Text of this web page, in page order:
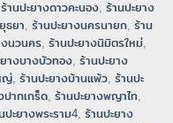
ร้านปะยางดาวคะนอง, ร้านปะยาง
ธยา, ร้านปะยางนครนายก, ร้าน
งนวนคร, ร้านปะยางนิมิตรใหม่,
ยางบางบัวทอง, ร้านปะยาง
ญ่, ร้านปะยางบ้านแพ้ว, ร้านปะ
ปากเกร็ด, ร้านปะยางพญาไท,
ปะยางพระราม4, ร้านปะยาง